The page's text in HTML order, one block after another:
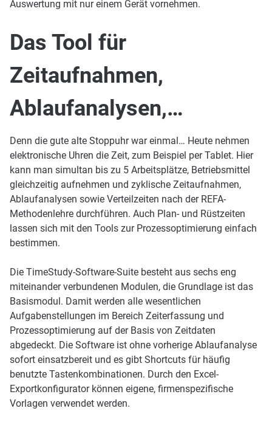
Auswertung mit nur einem Gerät vornehmen.
Das Tool für
Zeitaufnahmen,
Ablaufanalysen,…
Denn die gute alte Stoppuhr war einmal… Heute nehmen
elektronische Uhren die Zeit, zum Beispiel per Tablet. Hier
kann man simultan bis zu 5 Arbeitsplätze, Betriebsmittel
gleichzeitig aufnehmen und zyklische Zeitaufnahmen,
Ablaufanalysen sowie Verteilzeiten nach der REFA-
Methodenlehre durchführen. Auch Plan- und Rüstzeiten
lassen sich mit den Tools zur Prozessoptimierung einfach
bestimmen.
Die TimeStudy-Software-Suite besteht aus sechs eng
miteinander verbundenen Modulen, die Grundlage ist das
Basismodul. Damit werden alle wesentlichen
Aufgabenstellungen im Bereich Zeiterfassung und
Prozessoptimierung auf der Basis von Zeitdaten
abgedeckt. Die Software ist ohne vorherige Ablaufanalyse
sofort einsatzbereit und es gibt Shortcuts für häufig
benutzte Tastenkombinationen. Durch den Excel-
Exportkonfigurator können eigene, firmenspezifische
Vorlagen verwendet werden.